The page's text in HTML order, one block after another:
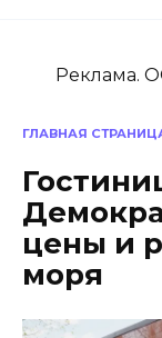
Реклама.
ГЛАВНАЯ
цены и
моря